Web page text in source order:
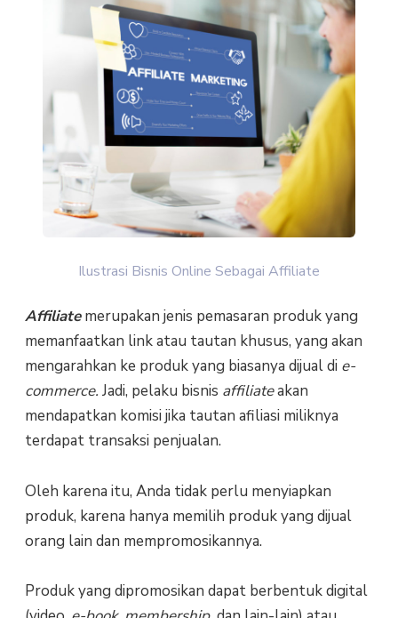
Ilustrasi Bisnis Online Sebagai Affiliate
Affiliate merupakan jenis pemasaran produk yang
memanfaatkan link atau tautan khusus, yang akan
mengarahkan ke produk yang biasanya dijual di e-
commerce.Jadi, pelaku bisnis affiliateakan
mendapatkan komisi jika tautan afiliasi miliknya
terdapat transaksi penjualan.
Oleh karena itu, Anda tidak perlu menyiapkan
produk, karena hanya memilih produk yang dijual
orang lain dan mempromosikannya.
Produk yang dipromosikan dapat berbentuk digital